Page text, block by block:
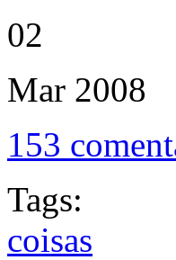
02
Mar 2008
153
Tags:
coisas